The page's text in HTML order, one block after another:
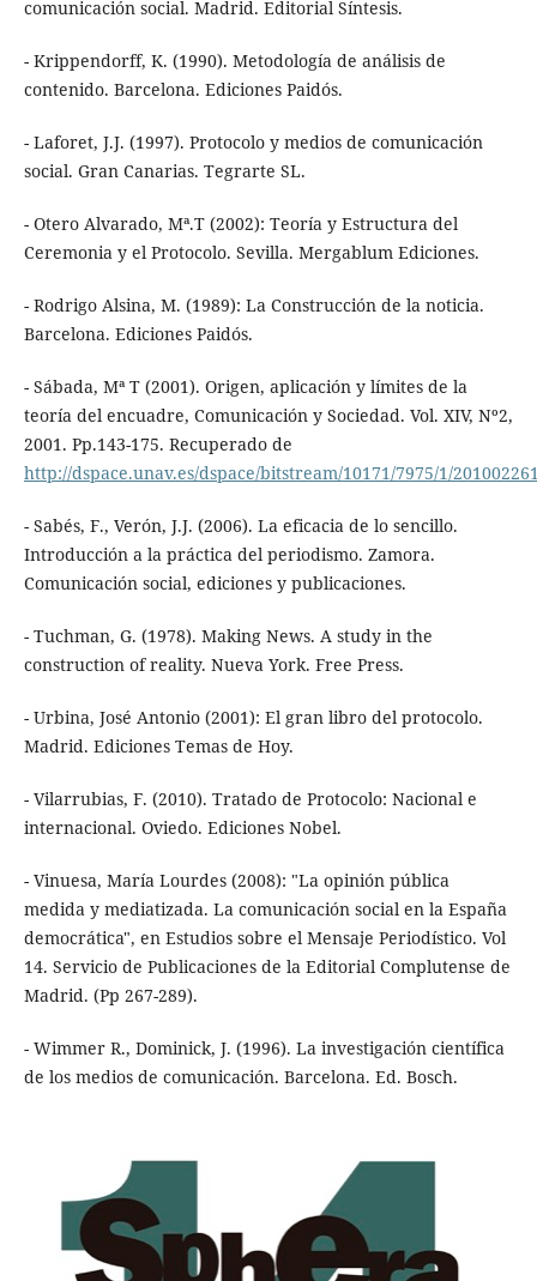
comunicación social. Madrid. Editorial Síntesis.
- Krippendorff, K. (1990). Metodología de análisis de
contenido. Barcelona. Ediciones Paidós.
- Laforet, J.J. (1997). Protocolo y medios de comunicación
social. Gran Canarias. Tegrarte SL.
- Otero Alvarado, Mª.T (2002): Teoría y Estructura del
Ceremonia y el Protocolo. Sevilla. Mergablum Ediciones.
- Rodrigo Alsina, M. (1989): La Construcción de la noticia.
Barcelona. Ediciones Paidós.
- Sábada, Mª T (2001). Origen, aplicación y límites de la
teoría del encuadre, Comunicación y Sociedad. Vol. XIV, Nº2,
2001. Pp.143-175. Recuperado de
http://dspace.unav.es/dspace/bitstream/10171/7975/1/
- Sabés, F., Verón, J.J. (2006). La eficacia de lo sencillo.
Introducción a la práctica del periodismo. Zamora.
Comunicación social, ediciones y publicaciones.
- Tuchman, G. (1978). Making News. A study in the
construction of reality. Nueva York. Free Press.
- Urbina, José Antonio (2001): El gran libro del protocolo.
Madrid. Ediciones Temas de Hoy.
- Vilarrubias, F. (2010). Tratado de Protocolo: Nacional e
internacional. Oviedo. Ediciones Nobel.
- Vinuesa, María Lourdes (2008): "La opinión pública
medida y mediatizada. La comunicación social en la España
democrática", en Estudios sobre el Mensaje Periodístico. Vol
14. Servicio de Publicaciones de la Editorial Complutense de
Madrid. (Pp 267-289).
- Wimmer R., Dominick, J. (1996). La investigación científica
de los medios de comunicación. Barcelona. Ed. Bosch.